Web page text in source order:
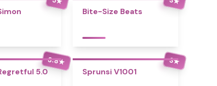
Bite-Size Beats
3.8★
5.0
3★
Sprunsi V1001